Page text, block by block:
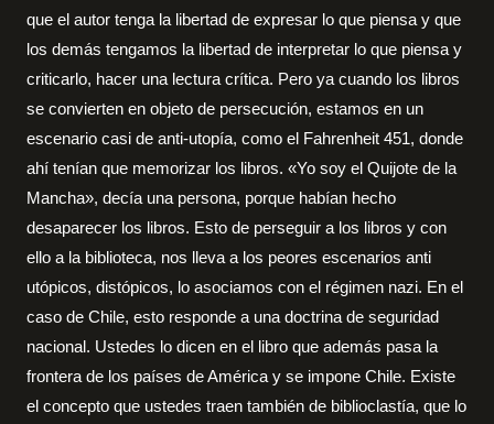
que el autor tenga la libertad de expresar lo que piensa y que
los demás tengamos la libertad de interpretar lo que piensa y
criticarlo, hacer una lectura crítica. Pero ya cuando los libros
se convierten en objeto de persecución, estamos en un
escenario casi de anti-utopía, como el Fahrenheit 451, donde
ahí tenían que memorizar los libros. «Yo soy el Quijote de la
Mancha», decía una persona, porque habían hecho
desaparecer los libros. Esto de perseguir a los libros y con
ello a la biblioteca, nos lleva a los peores escenarios anti
utópicos, distópicos, lo asociamos con el régimen nazi. En el
caso de Chile, esto responde a una doctrina de seguridad
nacional. Ustedes lo dicen en el libro que además pasa la
frontera de los países de América y se impone Chile. Existe
el concepto que ustedes traen también de biblioclastía, que lo